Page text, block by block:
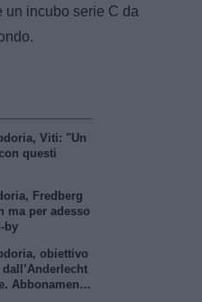
un incubo serie C da
Viti: "Un
questi
Fredberg
ma per adesso
by
obiettivo
Abbonamenti